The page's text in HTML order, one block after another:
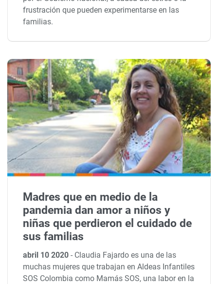
frustración que pueden experimentarse en las
familias.
Madres que en medio de la
pandemia dan amor a niños y
niñas que perdieron el cuidado de
sus familias
abril 10 2020- Claudia Fajardo es una de las
muchas mujeres que trabajan en Aldeas Infantiles
SOS Colombia como Mamás SOS, una labor en la